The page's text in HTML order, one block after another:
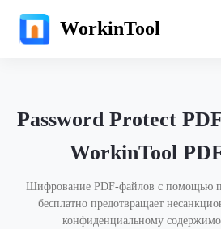
WorkinTool
Password Protect
WorkinTool
Шифрование PDF-файлов с помощью
бесплатно предотвращает
конфиденциальному